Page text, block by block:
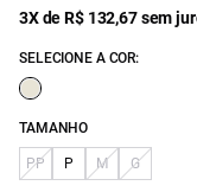
3X de R$ 132,67 sem
SELECIONE A COR:
TAMANHO
PP P M G